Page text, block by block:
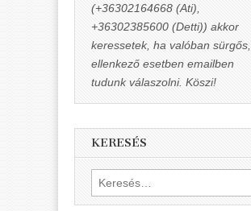
(+36302164668 (Ati),
+36302385600 (Detti)) akkor
keressetek, ha valóban sürgős,
ellenkező esetben emailben
tudunk válaszolni. Köszi!
KERESÉS
Keresés: